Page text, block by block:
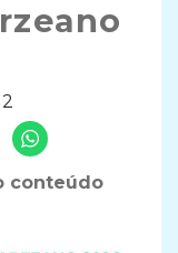
conteúdo